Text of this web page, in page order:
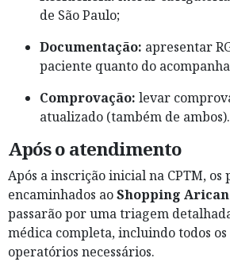
de São Paulo;
Documentação: apresentar
paciente quanto do
Comprovação: levar
atualizado (também de ambos).
Após o atendimento
Após a inscrição inicial na CPTM, os
encaminhados aoShopping
passarão por uma triagem
médica completa, incluindo todos
operatórios necessários.